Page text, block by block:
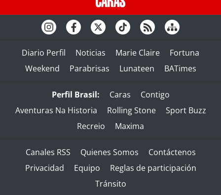
Diario Perfil Noticias Marie Claire
Fortuna
Weekend
Parabrisas Lunateen BATimes
Perfil Brasil: Caras
Contigo
Aventuras Na Historia
Rolling Stone
Sport Buzz
Recreio
Maxima
Canales RSS Quienes Somos
Contáctenos
Privacidad
Equipo
Reglas de participación
Tránsito